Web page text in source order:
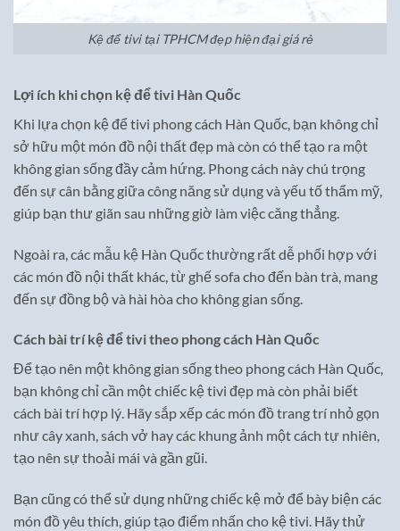
Kệ để tivi tại TPHCM đẹp hiện đại giá rẻ
Lợi ích khi chọn kệ để tivi Hàn Quốc
Khi lựa chọn kệ để tivi phong cách Hàn Quốc, bạn không chỉ
sở hữu một món đồ nội thất đẹp mà còn có thể tạo ra một
không gian sống đầy cảm hứng. Phong cách này chú trọng
đến sự cân bằng giữa công năng sử dụng và yếu tố thẩm mỹ,
giúp bạn thư giãn sau những giờ làm việc căng thẳng.
Ngoài ra, các mẫu kệ Hàn Quốc thường rất dễ phối hợp với
các món đồ nội thất khác, từ ghế sofa cho đến bàn trà, mang
đến sự đồng bộ và hài hòa cho không gian sống.
Cách bài trí kệ để tivi theo phong cách Hàn Quốc
Để tạo nên một không gian sống theo phong cách Hàn Quốc,
bạn không chỉ cần một chiếc kệ tivi đẹp mà còn phải biết
cách bài trí hợp lý. Hãy sắp xếp các món đồ trang trí nhỏ gọn
như cây xanh, sách vở hay các khung ảnh một cách tự nhiên,
tạo nên sự thoải mái và gần gũi.
Bạn cũng có thể sử dụng những chiếc kệ mở để bày biện các
món đồ yêu thích, giúp tạo điểm nhấn cho kệ tivi. Hãy thử